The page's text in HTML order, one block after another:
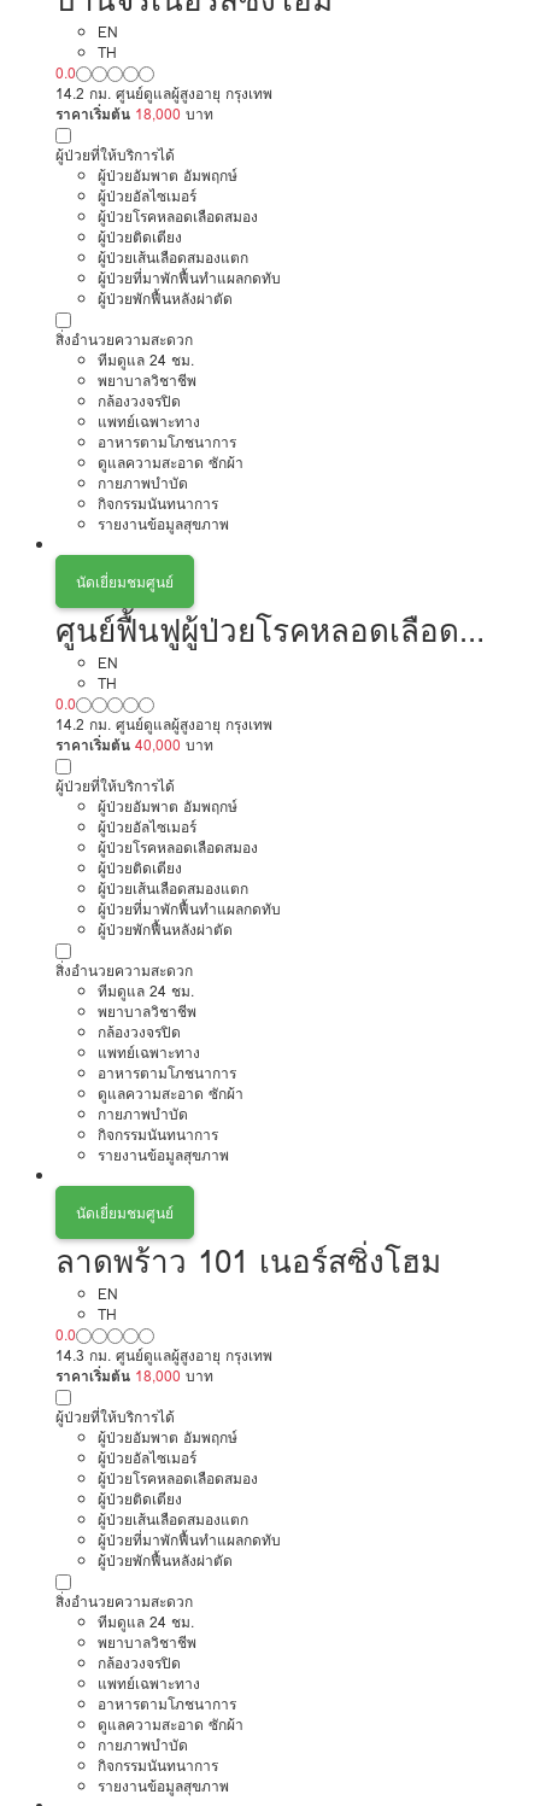
EN
TH
0.0
14.2 กม. ศูนย์ดูแลผู้สูงอายุ กรุงเทพ
ราคาเริ่มต้น 18,000 บาท
ผู้ป่วยที่ให้บริการได้
ผู้ป่วยอัมพาต อัมพฤกษ์
ผู้ป่วยอัลไซเมอร์
ผู้ป่วยโรคหลอดเลือดสมอง
ผู้ป่วยติดเตียง
ผู้ป่วยเส้นเลือดสมองแตก
ผู้ป่วยที่มาพักฟื้นทำแผลกดทับ
ผู้ป่วยพักฟื้นหลังผ่าตัด
สิ่งอำนวยความสะดวก
ทีมดูแล 24 ชม.
พยาบาลวิชาชีพ
กล้องวงจรปิด
แพทย์เฉพาะทาง
อาหารตามโภชนาการ
ดูแลความสะอาด ซักผ้า
กายภาพบำบัด
กิจกรรมนันทนาการ
รายงานข้อมูลสุขภาพ
นัดเยี่ยมชมศูนย์
ศูนย์ฟื้นฟูผู้ป่วยโรคหลอดเลือด
สมอง อิชิ
EN
TH
0.0
14.2 กม. ศูนย์ดูแลผู้สูงอายุ กรุงเทพ
ราคาเริ่มต้น 40,000 บาท
ผู้ป่วยที่ให้บริการได้
ผู้ป่วยอัมพาต อัมพฤกษ์
ผู้ป่วยอัลไซเมอร์
ผู้ป่วยโรคหลอดเลือดสมอง
ผู้ป่วยติดเตียง
ผู้ป่วยเส้นเลือดสมองแตก
ผู้ป่วยที่มาพักฟื้นทำแผลกดทับ
ผู้ป่วยพักฟื้นหลังผ่าตัด
สิ่งอำนวยความสะดวก
ทีมดูแล 24 ชม.
พยาบาลวิชาชีพ
กล้องวงจรปิด
แพทย์เฉพาะทาง
อาหารตามโภชนาการ
ดูแลความสะอาด ซักผ้า
กายภาพบำบัด
กิจกรรมนันทนาการ
รายงานข้อมูลสุขภาพ
นัดเยี่ยมชมศูนย์
ลาดพร้าว 101 เนอร์สซิ่งโฮม
EN
TH
0.0
14.3 กม. ศูนย์ดูแลผู้สูงอายุ กรุงเทพ
ราคาเริ่มต้น 18,000 บาท
ผู้ป่วยที่ให้บริการได้
ผู้ป่วยอัมพาต อัมพฤกษ์
ผู้ป่วยอัลไซเมอร์
ผู้ป่วยโรคหลอดเลือดสมอง
ผู้ป่วยติดเตียง
ผู้ป่วยเส้นเลือดสมองแตก
ผู้ป่วยที่มาพักฟื้นทำแผลกดทับ
ผู้ป่วยพักฟื้นหลังผ่าตัด
สิ่งอำนวยความสะดวก
ทีมดูแล 24 ชม.
พยาบาลวิชาชีพ
กล้องวงจรปิด
แพทย์เฉพาะทาง
อาหารตามโภชนาการ
ดูแลความสะอาด ซักผ้า
กายภาพบำบัด
กิจกรรมนันทนาการ
รายงานข้อมูลสุขภาพ